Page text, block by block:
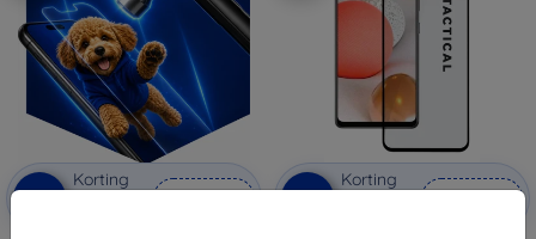
-10%
Korting
-10%
Korting